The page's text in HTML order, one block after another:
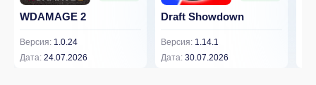
WDAMAGE 2
Версия: 1.0.24
Дата: 24.07.2026
Draft Showdown
Версия: 1.14.1
Дата: 30.07.2026